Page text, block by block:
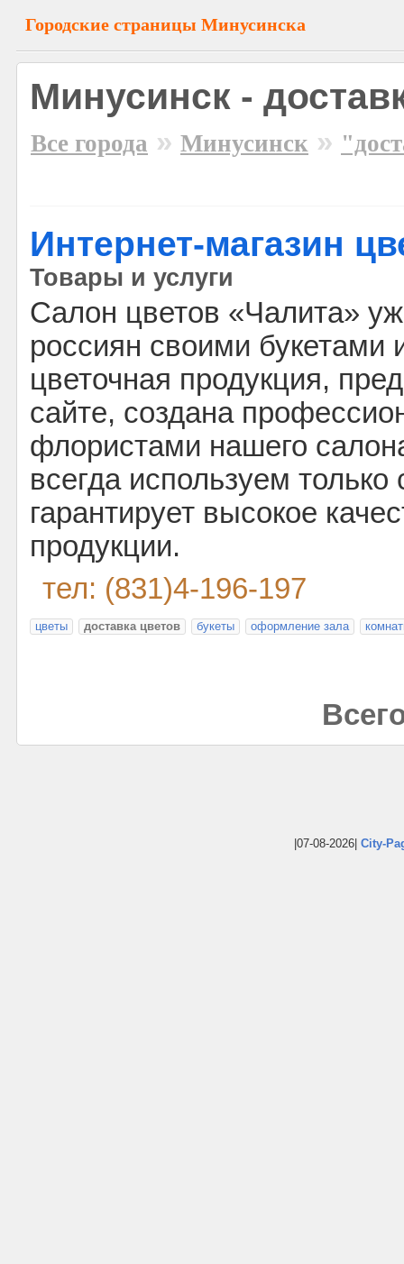
Городские страницы Минусинска
Минусинск -
Все города » Минусинск »
Интернет-магазин
Товары и услуги
Салон цветов «Чалита»
россиян своими букетами
цветочная продукция,
сайте, создана
флористами нашего
всегда используем
гарантирует высокое
продукции.
тел: (831)4-196-197
цветы доставка цветов букеты оформление зала
|07-08-2026| City-